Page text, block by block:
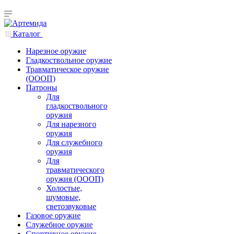
Каталог
Нарезное оружие
Гладкоствольное оружие
Травматическое оружие
(ОООП)
Патроны
Для
гладкоствольного
оружия
Для нарезного
оружия
Для служебного
оружия
Для
травматического
оружия (ОООП)
Холостые,
шумовые,
светозвуковые
Газовое оружие
Служебное оружие